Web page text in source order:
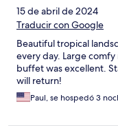
15 de abril de 2024
Traducir con Google
Beautiful tropical
every day. Large
buffet was excellent.
will return!
Paul, se hospedó 3